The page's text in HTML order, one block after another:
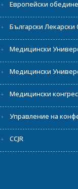
Европейски
Български
Медицински
Медицински
Медицински
Управление на
CCJR